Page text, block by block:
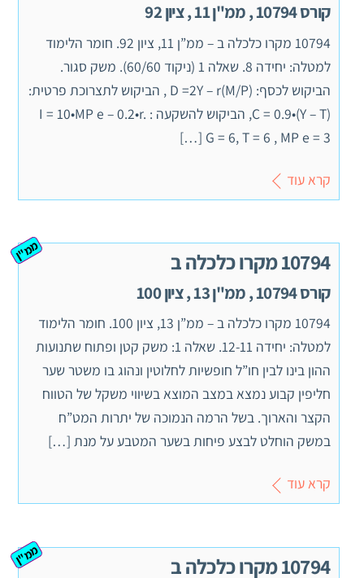
קורס 10794 , ממ"ן 11 , ציון 92
10794 מקרו כלכלה ב – ממ”ן 11, ציון 92. חומר הלימוד
למטלה: יחידה 8. שאלה 1 (ניקוד 60/60). משק סגור.
הביקוש לכסף: (M/P)D =2Y – r , הביקוש לתצרוכת פרטית:
C = 0.9•(Y – T), הביקוש להשקעה : I = 10•MP e – 0.2•r.
G = 6, T = 6 , MP e = 3 […]
קרא עוד
10794 מקרו כלכלה ב
קורס 10794 , ממ"ן 13 , ציון 100
ממ"ן
10794 מקרו כלכלה ב – ממ”ן 13, ציון 100. חומר הלימוד
למטלה: יחידה 12-11. שאלה 1: משק קטן ופתוח שתנועות
ההון בינו לבין חו”ל חופשיות לחלוטין ונהוג בו משטר שער
חליפין קבוע נמצא במצב המוצא בשיווי משקל של הטווח
הקצר והארוך. בשל הרמה הנמוכה של יתרות המט”ח
במשק הוחלט לבצע פיחות בשער המטבע על מנת […]
קרא עוד
10794 מקרו כלכלה ב ממ"ן